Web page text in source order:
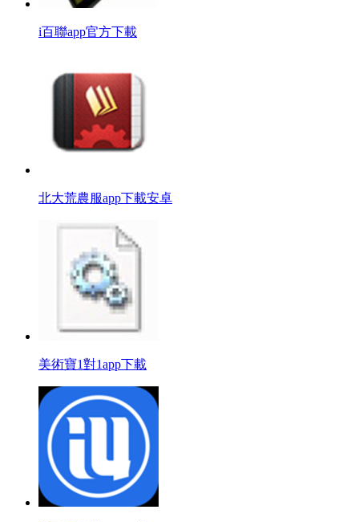
i百聯app官方下載
北大荒農服app下載安卓
美術寶1對1app下載